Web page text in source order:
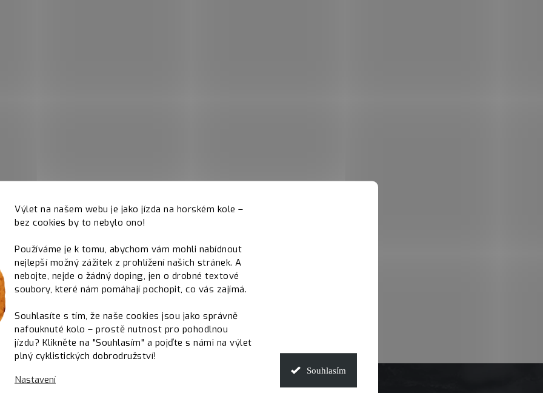
Výlet na našem webu je jako jízda na horském kole –
bez cookies by to nebylo ono!
Používáme je k tomu, abychom vám mohli nabídnout
nejlepší možný zážitek z prohlížení našich stránek. A
nebojte, nejde o žádný doping, jen o drobné textové
soubory, které nám pomáhají pochopit, co vás zajímá.
Souhlasíte s tím, že naše cookies jsou jako správně
nafouknuté kolo – prostě nutnost pro pohodlnou
jízdu? Klikněte na "Souhlasím" a pojďte s námi na výlet
plný cyklistických dobrodružství!
Nastavení
Souhlasím